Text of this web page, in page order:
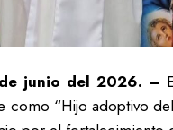
junio del 2026. –
como “Hijo adoptivo